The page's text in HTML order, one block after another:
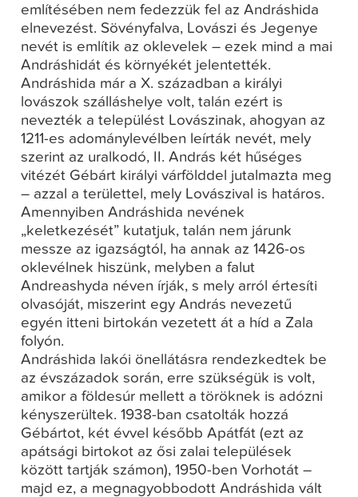
említésében nem fedezzük fel az Andráshida
elnevezést. Sövényfalva, Lovászi és Jegenye
nevét is említik az oklevelek – ezek mind a mai
Andráshidát és környékét jelentették.
Andráshida már a X. században a királyi
lovászok szálláshelye volt, talán ezért is
nevezték a települést Lovászinak, ahogyan az
1211-es adománylevélben leírták nevét, mely
szerint az uralkodó, II. András két hűséges
vitézét Gébárt királyi várfölddel jutalmazta meg
– azzal a területtel, mely Lovászival is határos.
Amennyiben Andráshida nevének
„keletkezését” kutatjuk, talán nem járunk
messze az igazságtól, ha annak az 1426-os
oklevélnek hiszünk, melyben a falut
Andreashyda néven írják, s mely arról értesíti
olvasóját, miszerint egy András nevezetű
egyén itteni birtokán vezetett át a híd a Zala
folyón.
Andráshida lakói önellátásra rendezkedtek be
az évszázadok során, erre szükségük is volt,
amikor a földesúr mellett a töröknek is adózni
kényszerültek. 1938-ban csatolták hozzá
Gébártot, két évvel később Apátfát (ezt az
apátsági birtokot az ősi zalai települések
között tartják számon), 1950-ben Vorhotát –
majd ez, a megnagyobbodott Andráshida vált